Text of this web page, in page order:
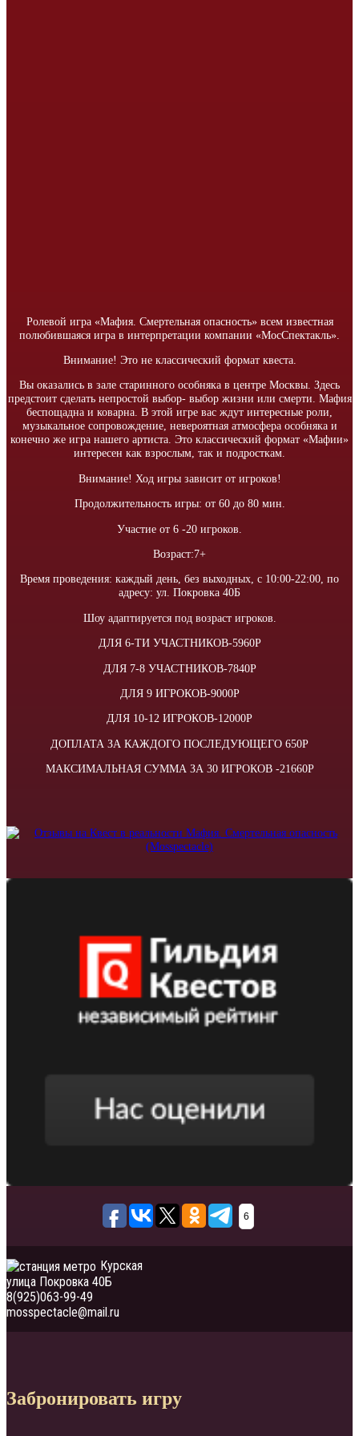
Ролевой игра «Мафия. Смертельная опасность» всем известная
полюбившаяся игра в интерпретации компании «МосСпектакль».
Внимание! Это не классический формат квеста.
Вы оказались в зале старинного особняка в центре Москвы. Здесь
предстоит сделать непростой выбор- выбор жизни или смерти. Мафия
беспощадна и коварна. В этой игре вас ждут интересные роли,
музыкальное сопровождение, невероятная атмосфера особняка и
конечно же игра нашего артиста. Это классический формат «Мафии»
интересен как взрослым, так и подросткам.
Внимание! Ход игры зависит от игроков!
Продолжительность игры: от 60 до 80 мин.
Участие от 6 -20 игроков.
Возраст:7+
Время проведения: каждый день, без выходных, с 10:00-22:00, по
адресу: ул. Покровка 40Б
Шоу адаптируется под возраст игроков.
ДЛЯ 6-ТИ УЧАСТНИКОВ-5960Р
ДЛЯ 7-8 УЧАСТНИКОВ-7840Р
ДЛЯ 9 ИГРОКОВ-9000Р
ДЛЯ 10-12 ИГРОКОВ-12000Р
ДОПЛАТА ЗА КАЖДОГО ПОСЛЕДУЮЩЕГО 650Р
МАКСИМАЛЬНАЯ СУММА ЗА 30 ИГРОКОВ -21660Р
6
Курская
улица Покровка 40Б
8(925)063-99-49
mosspectacle@mail.ru
Забронировать игру